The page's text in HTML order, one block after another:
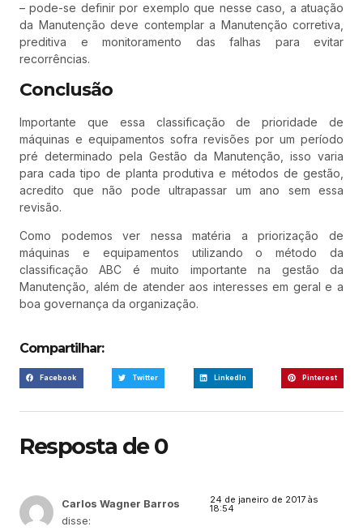
– pode-se definir por exemplo que nesse caso, a atuação
da Manutenção deve contemplar a Manutenção corretiva,
preditiva e monitoramento das falhas para evitar
recorrências.
Conclusão
Importante que essa classificação de prioridade de
máquinas e equipamentos sofra revisões por um período
pré determinado pela Gestão da Manutenção, isso varia
para cada tipo de planta produtiva e métodos de gestão,
acredito que não pode ultrapassar um ano sem essa
revisão.
Como podemos ver nessa matéria a priorização de
máquinas e equipamentos utilizando o método da
classificação ABC é muito importante na gestão da
Manutenção, além de atender aos interesses em geral e a
boa governança da organização.
Compartilhar:
Facebook Twitter LinkedIn Pinterest
Resposta de 0
Carlos Wagner Barros
disse:
24 de janeiro de 2017 às
18:54